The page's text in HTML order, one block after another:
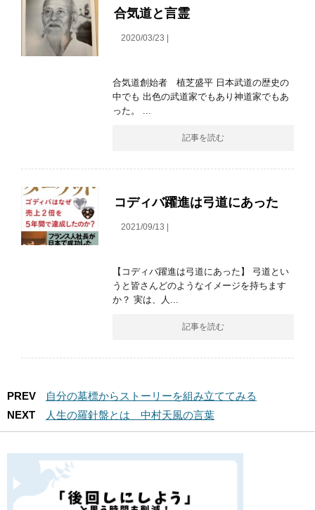
合気道と言霊
2020/03/23 |
合気道創始者 植芝盛平 日本武道の歴史の
中でも 出色の武道家でもあり神道家でもあ
った。 ...
記事を読む
コディバ躍進は弓道にあった
2021/09/13 |
【コディバ躍進は弓道にあった】 弓道とい
うと皆さんどのようなイメージを持ちます
か？ 実は、人...
記事を読む
PREV
自分の墓標からストーリーを組み立ててみる
NEXT
人生の羅針盤とは 中村天風の言葉